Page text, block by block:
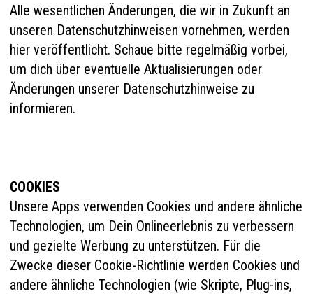
Alle wesentlichen Änderungen, die wir in Zukunft an
unseren Datenschutzhinweisen vornehmen, werden
hier veröffentlicht. Schaue bitte regelmäßig vorbei,
um dich über eventuelle Aktualisierungen oder
Änderungen unserer Datenschutzhinweise zu
informieren.
COOKIES
Unsere Apps verwenden Cookies und andere ähnliche
Technologien, um Dein Onlineerlebnis zu verbessern
und gezielte Werbung zu unterstützen. Für die
Zwecke dieser Cookie-Richtlinie werden Cookies und
andere ähnliche Technologien (wie Skripte, Plug-ins,